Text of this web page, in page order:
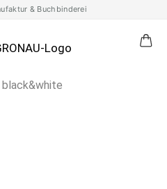
& Buchbinderei
black&white